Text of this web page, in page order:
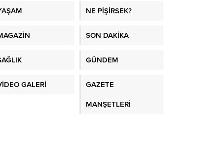
NE PİŞİRSEK?
SON DAKİKA
GÜNDEM
GALERİ GAZETE
MANŞETLERİ